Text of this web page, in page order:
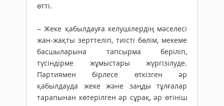
өтті.
– Жеке қабылдауға келушілердің мәселесі
жан-жақты зерттеліп, тиісті бөлім, мекеме
басшыларына тапсырма беріліп,
түсіндірме жұмыстары жүргізілуде.
Партиямен бірлесе өткізген әр
қабылдауда жеке және заңды тұлғалар
тарапынан көтерілген әр сұрақ, әр өтініш